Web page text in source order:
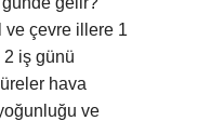
ve çevre illere 1
iş günü
hava
ve